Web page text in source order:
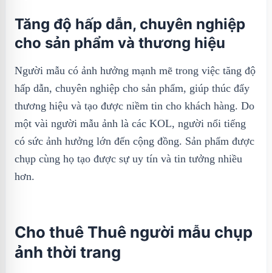
Tăng độ hấp dẫn, chuyên nghiệp
cho sản phẩm và thương hiệu
Người mẫu có ảnh hưởng mạnh mẽ trong việc tăng độ
hấp dẫn, chuyên nghiệp cho sản phẩm, giúp thúc đẩy
thương hiệu và tạo được niềm tin cho khách hàng. Do
một vài người mẫu ảnh là các KOL, người nổi tiếng
có sức ảnh hưởng lớn đến cộng đồng. Sản phẩm được
chụp cùng họ tạo được sự uy tín và tin tưởng nhiều
hơn.
Cho thuê Thuê người mẫu chụp
ảnh thời trang